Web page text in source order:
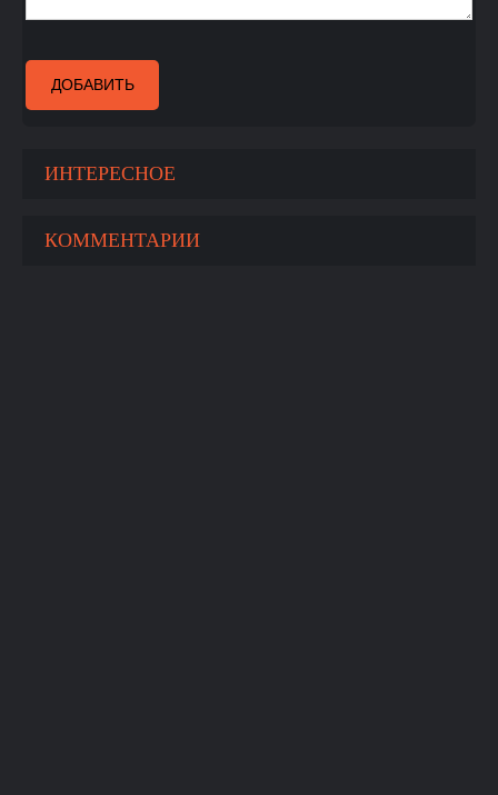
ДОБАВИТЬ
ИНТЕРЕСНОЕ
КОММЕНТАРИИ